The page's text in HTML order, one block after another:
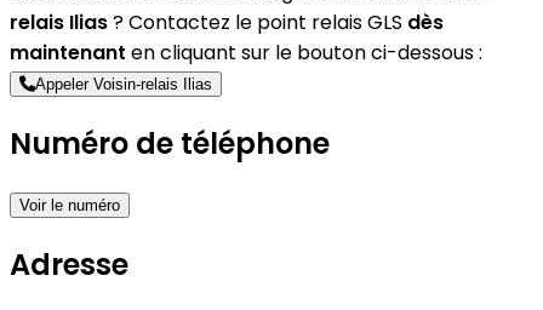
relais Ilias? Contactez le point relais GLS dès
maintenant en cliquant sur le bouton ci-dessous :
Appeler Voisin-relais Ilias
Numéro de téléphone
Voir le numéro
Adresse